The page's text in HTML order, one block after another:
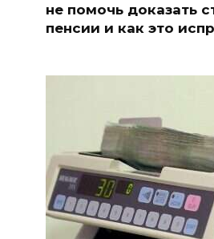
не помочь доказать
пенсии и как это